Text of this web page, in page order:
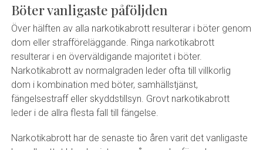
Böter vanligaste påföljden
Över hälften av alla narkotikabrott resulterar i böter genom
dom eller strafföreläggande. Ringa narkotikabrott
resulterar i en överväldigande majoritet i böter.
Narkotikabrott av normalgraden leder ofta till villkorlig
dom i kombination med böter, samhällstjänst,
fängelsestraff eller skyddstillsyn. Grovt narkotikabrott
leder i de allra flesta fall till fängelse.
Narkotikabrott har de senaste tio åren varit det vanligaste